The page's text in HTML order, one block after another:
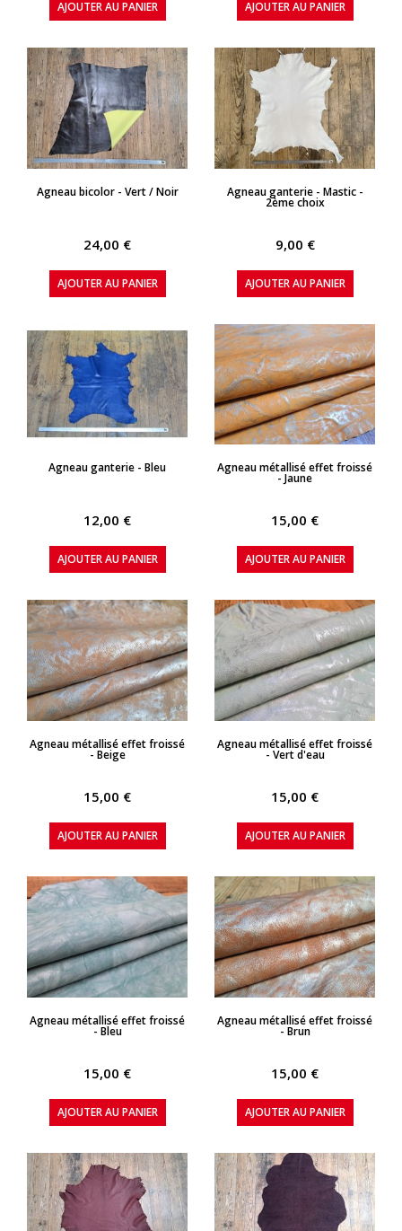
AJOUTER AU PANIER AJOUTER AU PANIER
APERÇU RAPIDE
Agneau bicolor - Vert / Noir
24,00 €
AJOUTER AU PANIER
APERÇU RAPIDE
Agneau ganterie - Mastic -
2ème choix
9,00 €
AJOUTER AU PANIER
APERÇU RAPIDE
Agneau ganterie - Bleu
12,00 €
AJOUTER AU PANIER
APERÇU RAPIDE
Agneau métallisé effet froissé
- Jaune
15,00 €
AJOUTER AU PANIER
APERÇU RAPIDE
Agneau métallisé effet froissé
- Beige
15,00 €
AJOUTER AU PANIER
APERÇU RAPIDE
Agneau métallisé effet froissé
- Vert d'eau
15,00 €
AJOUTER AU PANIER
APERÇU RAPIDE
Agneau métallisé effet froissé
- Bleu
15,00 €
AJOUTER AU PANIER
APERÇU RAPIDE
Agneau métallisé effet froissé
- Brun
15,00 €
AJOUTER AU PANIER